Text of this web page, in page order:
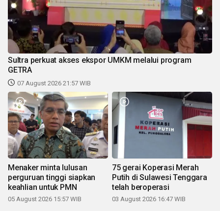
Sultra perkuat akses ekspor UMKM melalui program
GETRA
07 August 2026 21:57 WIB
Menaker minta lulusan
perguruan tinggi siapkan
keahlian untuk PMN
05 August 2026 15:57 WIB
75 gerai Koperasi Merah
Putih di Sulawesi Tenggara
telah beroperasi
03 August 2026 16:47 WIB